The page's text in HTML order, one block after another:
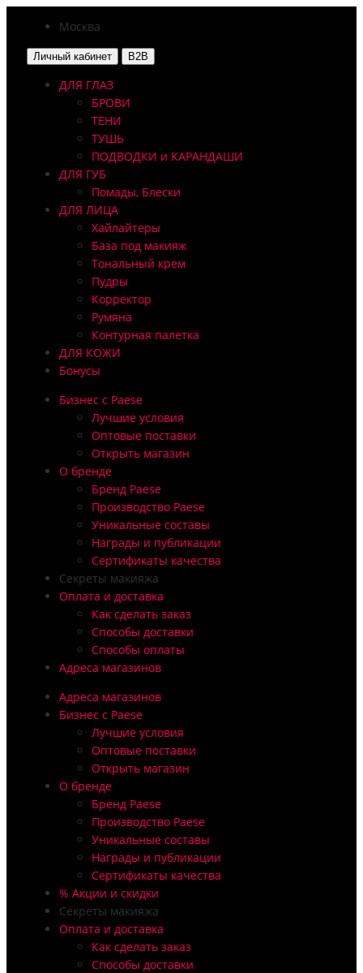
Москва
Личный кабинет B2B
ДЛЯ ГЛАЗ
БРОВИ
ТЕНИ
ТУШЬ
ПОДВОДКИ и КАРАНДАШИ
ДЛЯ ГУБ
Помады, Блески
ДЛЯ ЛИЦА
Хайлайтеры
База под макияж
Тональный крем
Пудры
Корректор
Румяна
Контурная палетка
ДЛЯ КОЖИ
Бонусы
Бизнес с Paese
Лучшие условия
Оптовые поставки
Открыть магазин
О бренде
Бренд Paese
Производство Paese
Уникальные составы
Награды и публикации
Сертификаты качества
Секреты макияжа
Оплата и доставка
Как сделать заказ
Способы доставки
Способы оплаты
Адреса магазинов
Адреса магазинов
Бизнес с Paese
Лучшие условия
Оптовые поставки
Открыть магазин
О бренде
Бренд Paese
Производство Paese
Уникальные составы
Награды и публикации
Сертификаты качества
% Акции и скидки
Секреты макияжа
Оплата и доставка
Как сделать заказ
Способы доставки